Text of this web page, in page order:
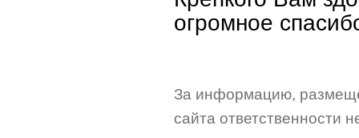
огромное
За информацию,
сайта ответственности